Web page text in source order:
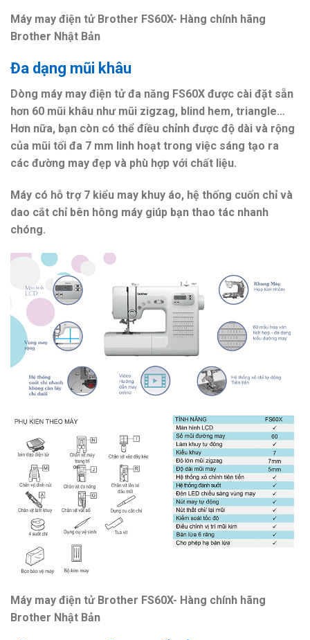
Máy may điện tử Brother FS60X- Hàng chính hãng
Brother Nhật Bản
Đa dạng mũi khâu
Dòng máy may điện tử đa năng FS60X được cài đặt sẵn
hơn 60 mũi khâu như mũi zigzag, blind hem, triangle…
Hơn nữa, bạn còn có thể điều chỉnh được độ dài và rộng
của mũi tối đa 7 mm linh hoạt trong việc sáng tạo ra
các đường may đẹp và phù hợp với chất liệu.
Máy có hỗ trợ 7 kiểu may khuy áo, hệ thống cuốn chỉ và
dao cắt chỉ bên hông máy giúp bạn thao tác nhanh
chóng.
Máy may điện tử Brother FS60X- Hàng chính hãng
Brother Nhật Bản